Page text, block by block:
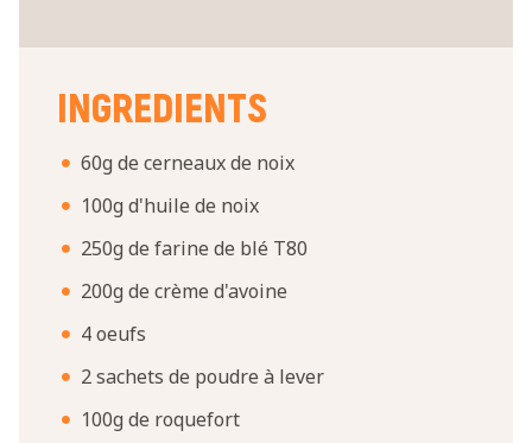
INGREDIENTS
60g de cerneaux de noix
100g d'huile de noix
250g de farine de blé T80
200g de crème d'avoine
4 oeufs
2 sachets de poudre à lever
100g de roquefort